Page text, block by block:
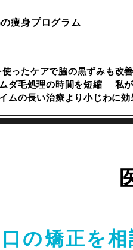
痩身プログラム
ったケアで脇の黒ずみも改善
ダ毛処理の時間を短縮
私
ムの長い治療より小じわに効
の矯正を